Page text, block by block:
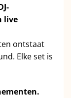
live
ontstaat
Elke set is